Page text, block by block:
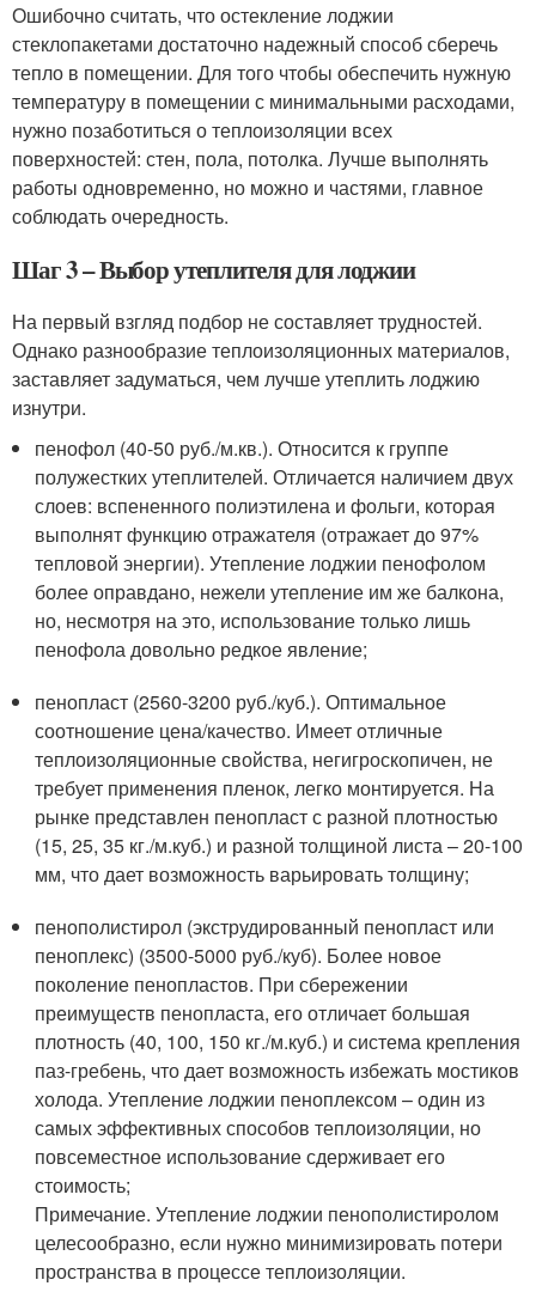
Ошибочно считать, что остекление лоджии
стеклопакетами достаточно надежный способ сберечь
тепло в помещении. Для того чтобы обеспечить нужную
температуру в помещении с минимальными расходами,
нужно позаботиться о теплоизоляции всех
поверхностей: стен, пола, потолка. Лучше выполнять
работы одновременно, но можно и частями, главное
соблюдать очередность.
Шаг 3 – Выбор утеплителя для лоджии
На первый взгляд подбор не составляет трудностей.
Однако разнообразие теплоизоляционных материалов,
заставляет задуматься, чем лучше утеплить лоджию
изнутри.
пенофол (40-50 руб./м.кв.). Относится к группе
полужестких утеплителей. Отличается наличием двух
слоев: вспененного полиэтилена и фольги, которая
выполнят функцию отражателя (отражает до 97%
тепловой энергии). Утепление лоджии пенофолом
более оправдано, нежели утепление им же балкона,
но, несмотря на это, использование только лишь
пенофола довольно редкое явление;
пенопласт (2560-3200 руб./куб.). Оптимальное
соотношение цена/качество. Имеет отличные
теплоизоляционные свойства, негигроскопичен, не
требует применения пленок, легко монтируется. На
рынке представлен пенопласт с разной плотностью
(15, 25, 35 кг./м.куб.) и разной толщиной листа – 20-100
мм, что дает возможность варьировать толщину;
пенополистирол (экструдированный пенопласт или
пеноплекс) (3500-5000 руб./куб). Более новое
поколение пенопластов. При сбережении
преимуществ пенопласта, его отличает большая
плотность (40, 100, 150 кг./м.куб.) и система крепления
паз-гребень, что дает возможность избежать мостиков
холода. Утепление лоджии пеноплексом – один из
самых эффективных способов теплоизоляции, но
повсеместное использование сдерживает его
стоимость;
Примечание. Утепление лоджии пенополистиролом
целесообразно, если нужно минимизировать потери
пространства в процессе теплоизоляции.